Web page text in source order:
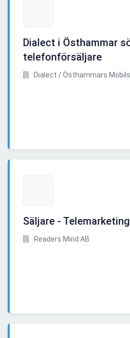
Dialect i Östhammar
telefonförsäljare
Dialect / Östhammars
Säljare - Telemarketing
Readers Mind AB